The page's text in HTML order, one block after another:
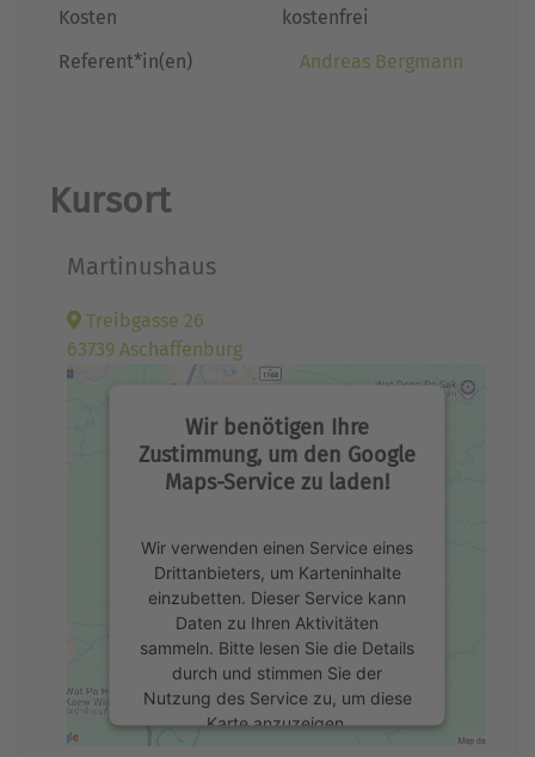
Kosten
kostenfrei
Referent*in(en)
Andreas Bergmann
Kursort
Martinushaus
Treibgasse 26
63739 Aschaffenburg
Wir benötigen Ihre
Zustimmung, um den Google
Maps-Service zu laden!
Wir verwenden einen Service eines
Drittanbieters, um Karteninhalte
einzubetten. Dieser Service kann
Daten zu Ihren Aktivitäten
sammeln. Bitte lesen Sie die Details
durch und stimmen Sie der
Nutzung des Service zu, um diese
Karte anzuzeigen.